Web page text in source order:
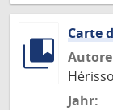
Carte
Jahr: